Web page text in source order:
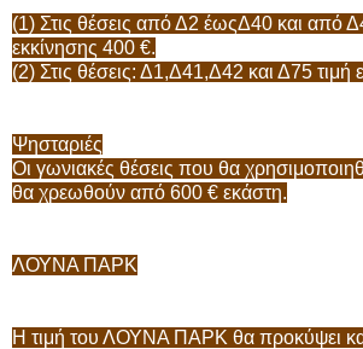
(1) Στις θέσεις από Δ2 έωςΔ40 και από
εκκίνησης 400 €.
(2) Στις θέσεις: Δ1,Δ41,Δ42 και Δ75 τιμή
Ψησταριές
Οι γωνιακές θέσεις που θα
θα χρεωθούν από 600 € εκάστη.
ΛΟΥΝΑ ΠΑΡΚ
Η τιμή του ΛΟΥΝΑ ΠΑΡΚ θα προκύψει